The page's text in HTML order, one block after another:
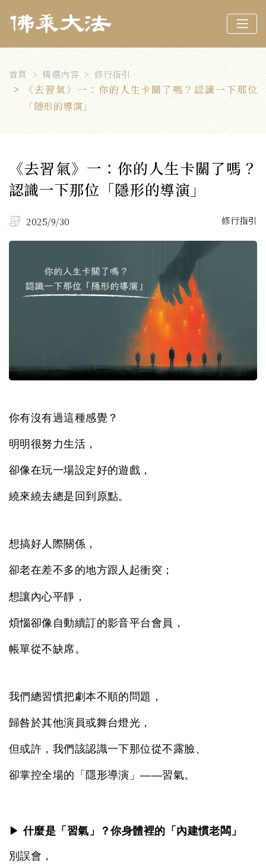
首頁 精選內容 修行指引
《去習氣》一：你的人生卡關了嗎？認識一下那位
「隱形的導演」
《去習氣》一：你的人生卡關了嗎？
認識一下那位「隱形的導演」
2025/9/30 修行指引
你有沒有過這種感覺？
明明很努力生活，
卻像在玩一場設定好的遊戲，
繞來繞去總是回到原點。
想搞好人際關係，
卻老在差不多的地方跟人起衝突；
想讓內心平靜，
煩惱卻像自動續訂的影音平台會員，
帳單從不缺席。
我們總習慣把劇本不順的問題，
歸咎於其他演員或舞台燈光，
但或許，我們該認識一下那位從不露臉、
卻掌控全場的「隱形導演」——習氣。
▶ 什麼是「習氣」？你身體裡的「內建慣老闆」
別誤會，